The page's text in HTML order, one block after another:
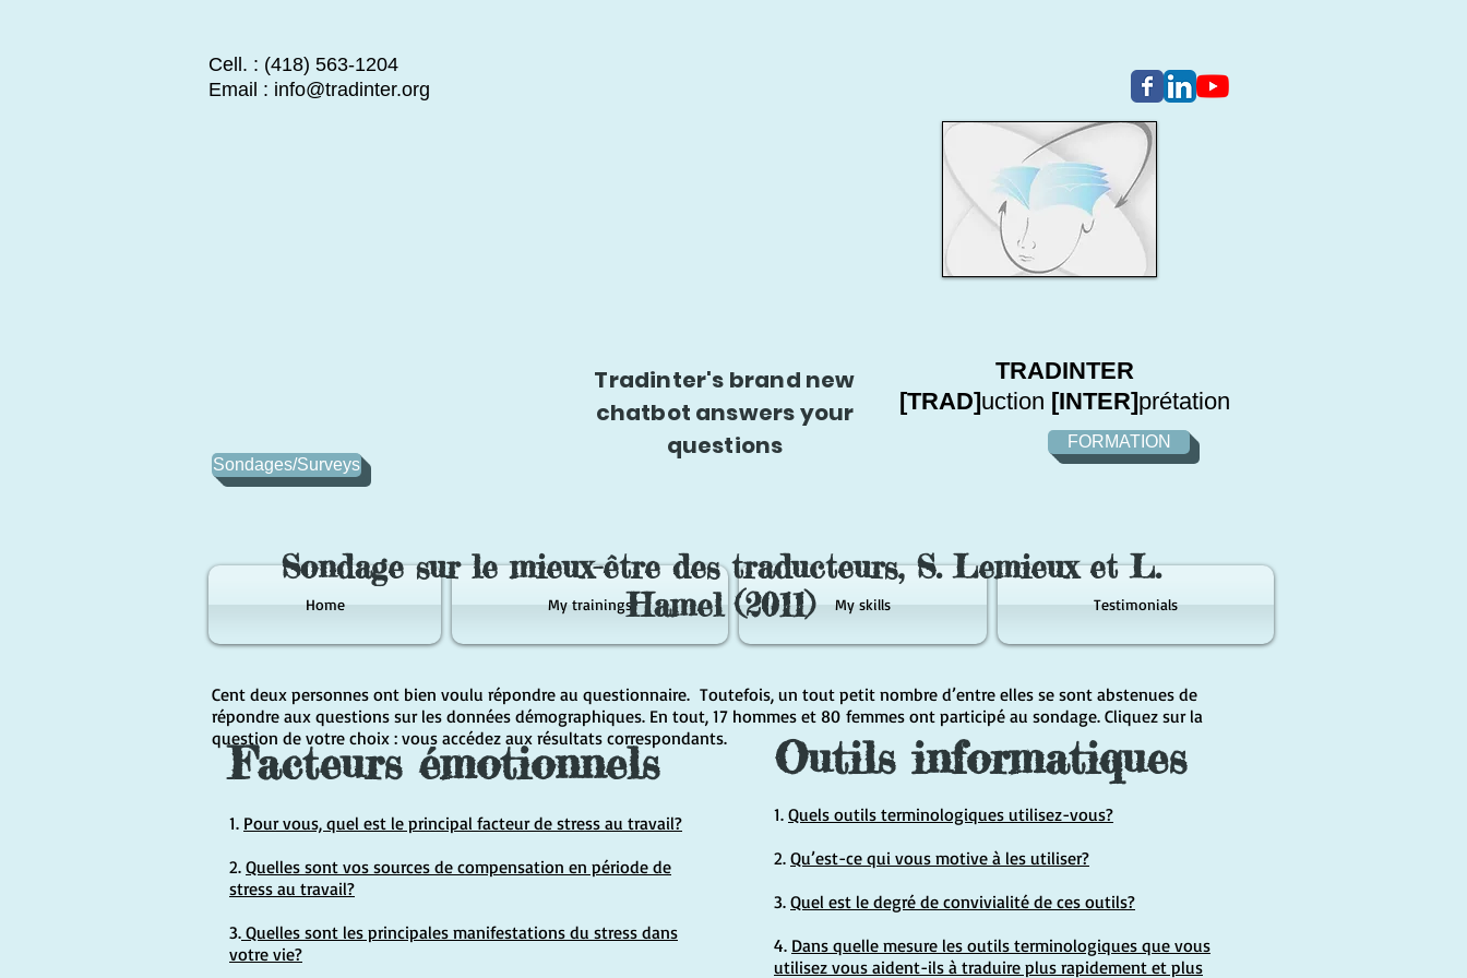
Cell. : (418) 563-1204
Email : info@tradinter.org
Tradinter's brand new
chatbot answers your
questions
TRADINTER
[TRAD]uction [INTER]prétation
Home My trainings My skills Testimonials
Sondages/Surveys
FORMATION
Sondage sur le mieux-être des traducteurs, S. Lemieux et L.
Hamel (2011)
Facteurs émotionnels
1. Pour vous, quel est le principal facteur de stress au travail?
2. Quelles sont vos sources de compensation en période de
stress au travail?
3. Quelles sont les principales manifestations du stress dans
votre vie?
Cent deux personnes ont bien voulu répondre au questionnaire. Toutefois, un tout petit nombre d’entre elles se sont abstenues de
répondre aux questions sur les données démographiques. En tout, 17 hommes et 80 femmes ont participé au sondage. Cliquez sur la
question de votre choix : vous accédez aux résultats correspondants.
Outils informatiques
1. Quels outils terminologiques utilisez-vous?
2. Qu’est-ce qui vous motive à les utiliser?
3. Quel est le degré de convivialité de ces outils?
4. Dans quelle mesure les outils terminologiques que vous
utilisez vous aident-ils à traduire plus rapidement et plus